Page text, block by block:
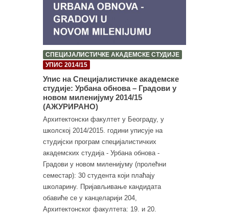
СПЕЦИЈАЛИСТИЧКЕ АКАДЕМСКЕ СТУДИЈЕ
УПИС 2014/15
Упис на Специјалистичке академске
студије: Урбана обнова – Градови у
новом миленијуму 2014/15
(АЖУРИРАНО)
Архитектонски факултет у Београду, у
школској 2014/2015. години уписује на
студијски програм специјалистичких
академских студија - Урбана обнова -
Градови у новом миленијуму (пролећни
семестар): 30 студента који плаћају
школарину. Пријављивање кандидата
обавиће се у канцеларији 204,
Архитектонског факултета: 19. и 20.